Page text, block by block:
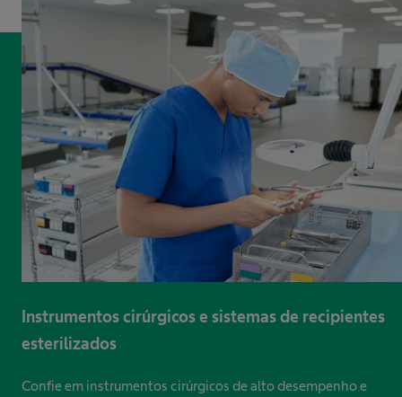
Instrumentos cirúrgicos e sistemas de recipientes
esterilizados
Confie em instrumentos cirúrgicos de alto desempenho e